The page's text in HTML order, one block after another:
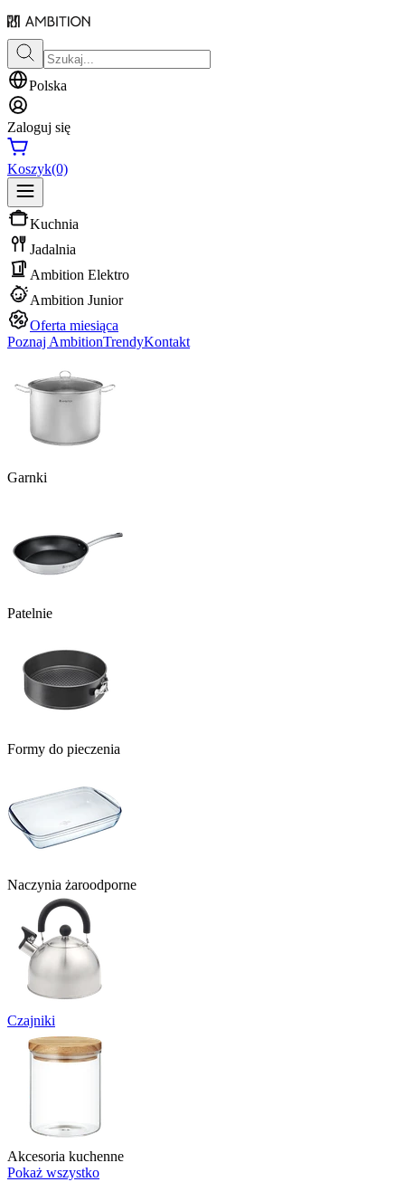
Polska
Zaloguj się
Koszyk(0)
Kuchnia
Jadalnia
Ambition Elektro
Ambition Junior
Oferta miesiąca
Poznaj AmbitionTrendyKontakt
Garnki
Patelnie
Formy do pieczenia
Naczynia żaroodporne
Czajniki
Akcesoria kuchenne
Pokaż wszystko